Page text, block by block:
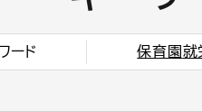
ード 保育園就